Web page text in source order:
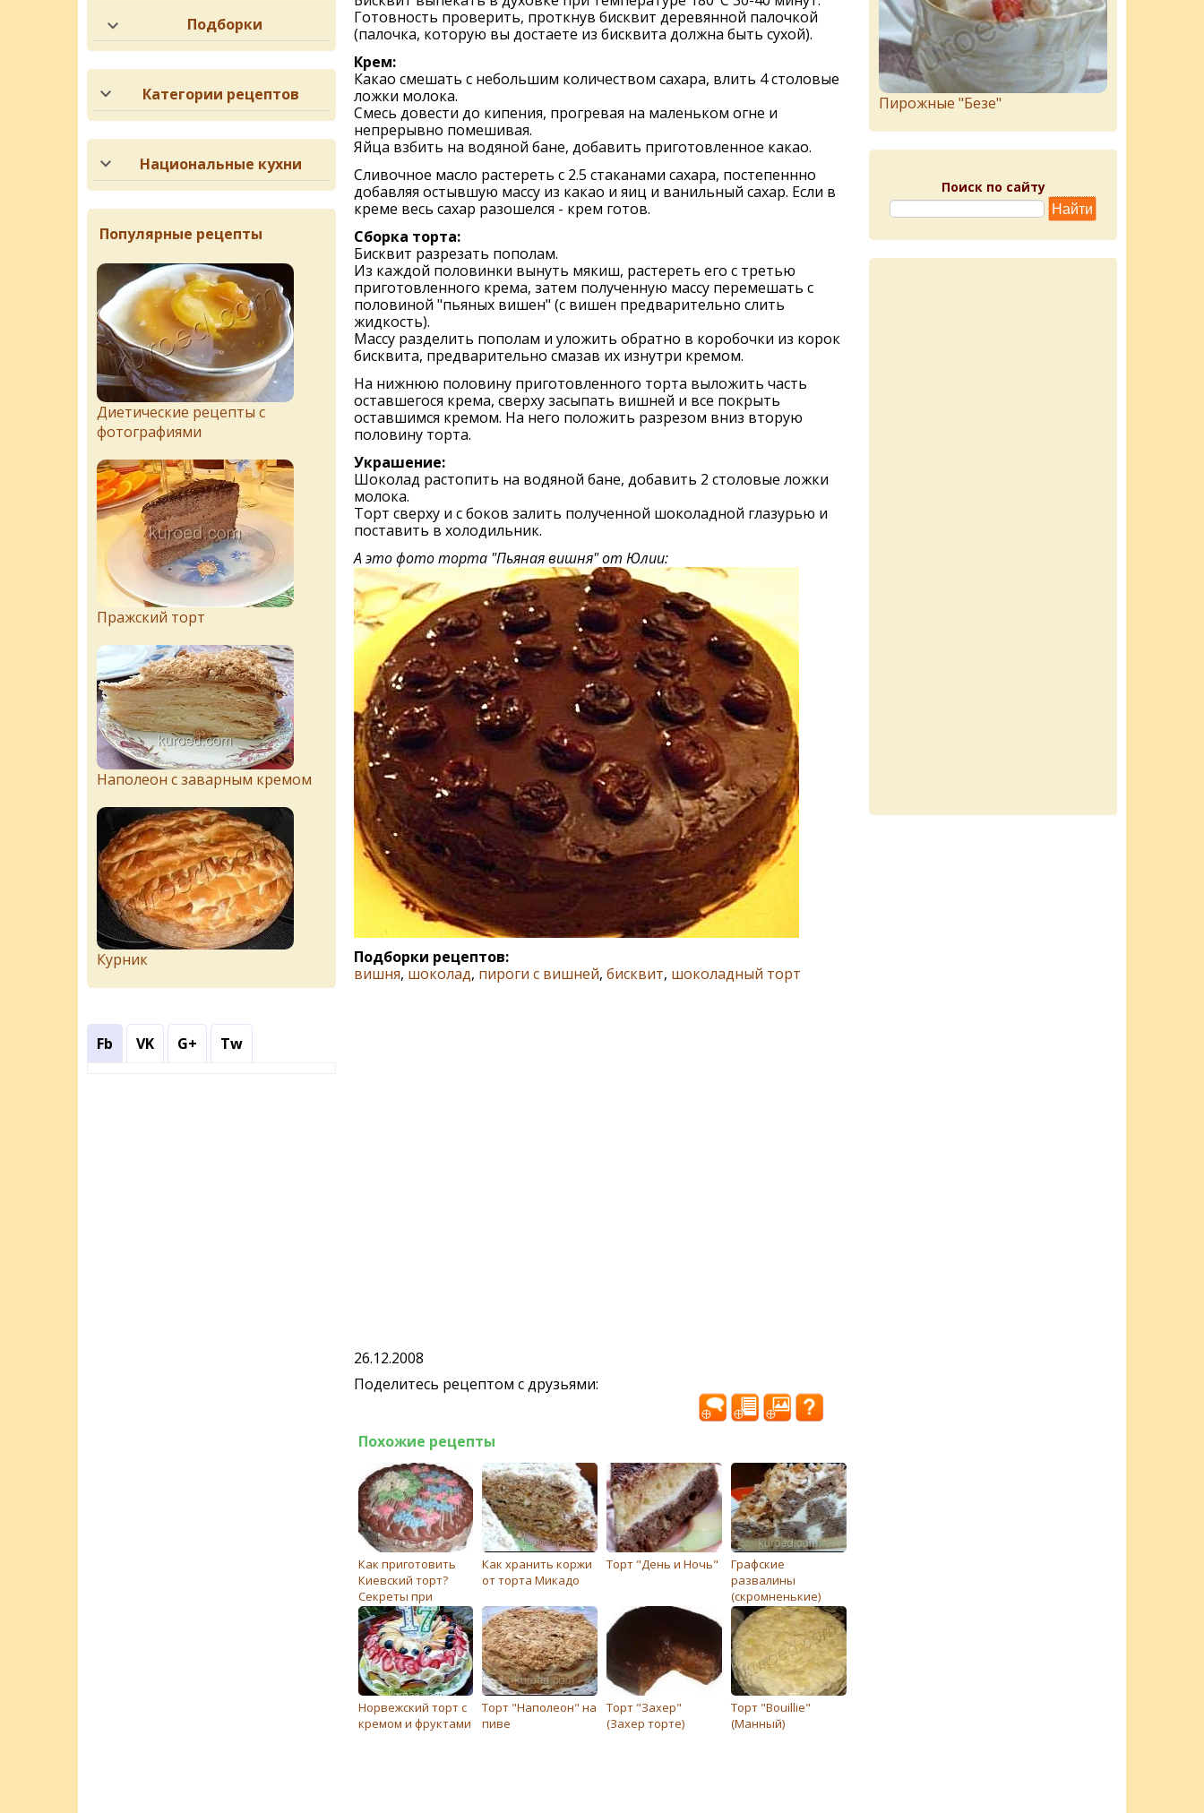
Готовность проверить, проткнув бисквит деревянной палочкой
(палочка, которую вы достаете из бисквита должна быть сухой).
Крем:
Какао смешать с небольшим количеством сахара, влить 4 столовые
ложки молока.
Смесь довести до кипения, прогревая на маленьком огне и
непрерывно помешивая.
Яйца взбить на водяной бане, добавить приготовленное какао.
Сливочное масло растереть с 2.5 стаканами сахара, постепеннно
добавляя остывшую массу из какао и яиц и ванильный сахар. Если в
креме весь сахар разошелся - крем готов.
Сборка торта:
Бисквит разрезать пополам.
Из каждой половинки вынуть мякиш, растереть его с третью
приготовленного крема, затем полученную массу перемешать с
половиной "пьяных вишен" (с вишен предварительно слить
жидкость).
Массу разделить пополам и уложить обратно в коробочки из корок
бисквита, предварительно смазав их изнутри кремом.
На нижнюю половину приготовленного торта выложить часть
оставшегося крема, сверху засыпать вишней и все покрыть
оставшимся кремом. На него положить разрезом вниз вторую
половину торта.
Украшение:
Шоколад растопить на водяной бане, добавить 2 столовые ложки
молока.
Торт сверху и с боков залить полученной шоколадной глазурью и
поставить в холодильник.
А это фото торта "Пьяная вишня" от Юлии:
Подборки рецептов:
вишня, шоколад, пироги с вишней, бисквит, шоколадный торт
26.12.2008
Поделитесь рецептом с друзьями:
Похожие рецепты
Как приготовить
Киевский торт?
Cекреты при
выпечке коржей
для Киевского
торта
Как хранить коржи
от торта Микадо
Торт "День и Ночь"
Графские
развалины
(скромненькие)
Норвежский торт с
кремом и фруктами
Торт "Наполеон" на
пиве
Торт "Захер"
(Захер торте)
Торт "Вouillie"
(Манный)
Подборки
Категории рецептов
Национальные кухни
Популярные рецепты
Диетические рецепты с
фотографиями
Пражский торт
Наполеон с заварным кремом
Курник
Fb VK G+ Tw
Пирожныe "Бeзe"
Поиск по сайту